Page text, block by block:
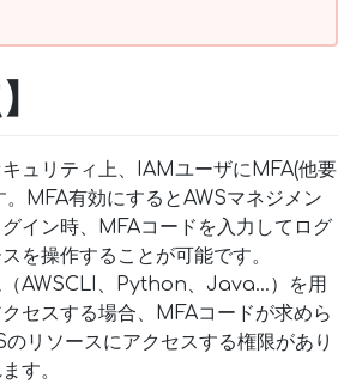
ュリティ上、IAMユーザにMFA(他要
。MFA有効にするとAWSマネジメン
グイン時、MFAコードを入力してログ
を操作することが可能です。
（AWSCLI、Python、Java…）を用
セスする場合、MFAコードが求めら
リソースにアクセスする権限があり
す。